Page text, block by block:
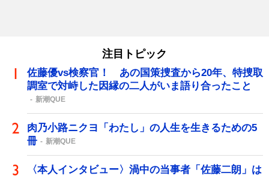
注目トピック
佐藤優vs検察官！ あの国策捜査から20年、特捜取
調室で対峙した因縁の二人がいま語り合ったこと
新潮QUE
肉乃小路ニクヨ「わたし」の人生を生きるための5
冊
新潮QUE
〈本人インタビュー〉渦中の当事者「佐藤二朗」は